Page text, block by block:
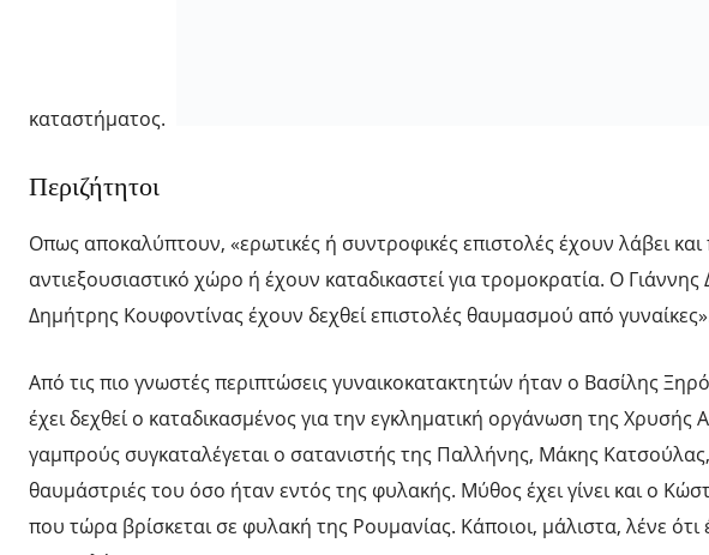
καταστήματος.
Περιζήτητοι
Οπως αποκαλύπτουν, «ερωτικές ή συντροφικές επιστολές έχουν λάβει
αντιεξουσιαστικό χώρο ή έχουν καταδικαστεί για τρομοκρατία. Ο
Δημήτρης Κουφοντίνας έχουν δεχθεί επιστολές θαυμασμού από
Από τις πιο γνωστές περιπτώσεις γυναικοκατακτητών ήταν ο Βασίλης
έχει δεχθεί ο καταδικασμένος για την εγκληματική οργάνωση της
γαμπρούς συγκαταλέγεται ο σατανιστής της Παλλήνης, Μάκης
θαυμάστριές του όσο ήταν εντός της φυλακής. Μύθος έχει γίνει και ο
που τώρα βρίσκεται σε φυλακή της Ρουμανίας. Κάποιοι, μάλιστα, λένε ότι